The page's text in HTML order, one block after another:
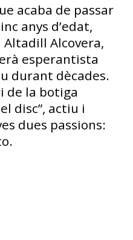
acaba de passar
anys d’edat,
Altadill Alcovera,
esperantista
durant dècades.
de la botiga
disc”, actiu i
dues passions: